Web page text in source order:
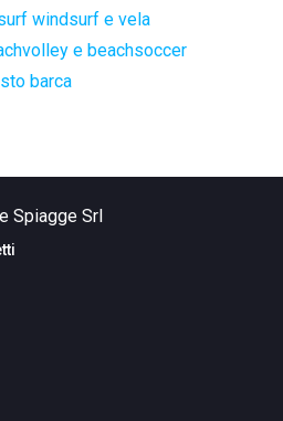
windsurf e vela
e beachsoccer
barca
Spiagge Srl